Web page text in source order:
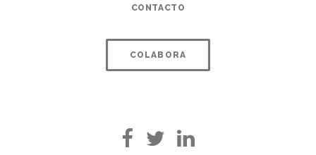
CONTACTO
COLABORA